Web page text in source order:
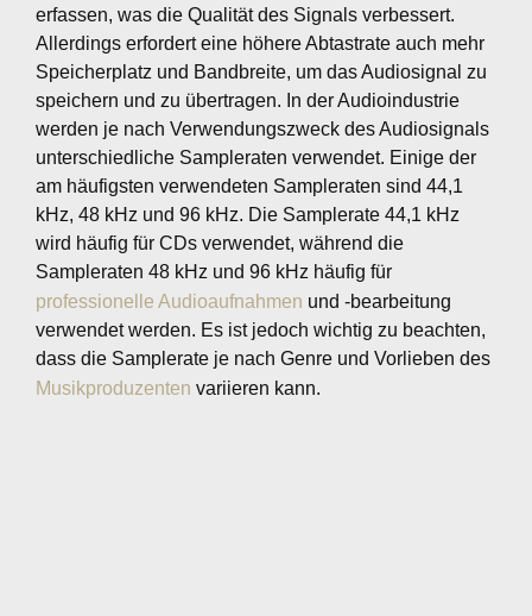
erfassen, was die Qualität des Signals verbessert.
Allerdings erfordert eine höhere Abtastrate auch mehr
Speicherplatz und Bandbreite, um das Audiosignal zu
speichern und zu übertragen. In der Audioindustrie
werden je nach Verwendungszweck des Audiosignals
unterschiedliche Sampleraten verwendet. Einige der
am häufigsten verwendeten Sampleraten sind 44,1
kHz, 48 kHz und 96 kHz. Die Samplerate 44,1 kHz
wird häufig für CDs verwendet, während die
Sampleraten 48 kHz und 96 kHz häufig für
professionelle Audioaufnahmen und -bearbeitung
verwendet werden. Es ist jedoch wichtig zu beachten,
dass die Samplerate je nach Genre und Vorlieben des
Musikproduzenten variieren kann.